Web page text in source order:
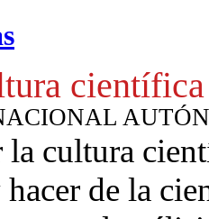
científica
la cultura
de la